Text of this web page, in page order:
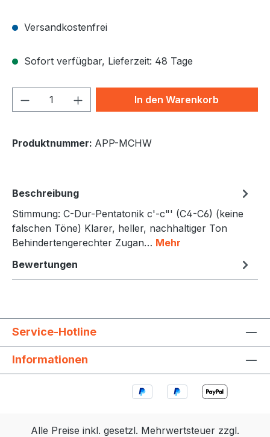
Versandkostenfrei
Sofort verfügbar, Lieferzeit: 48 Tage
Produkt Anzahl: Gib denIn den Warenkorb
Produktnummer: APP-MCHW
Beschreibung
Stimmung: C-Dur-Pentatonik c'-c"' (C4-C6) (keine
falschen Töne) Klarer, heller, nachhaltiger Ton
Behindertengerechter Zugan… Mehr
Bewertungen
Service-Hotline
Informationen
Alle Preise inkl. gesetzl. Mehrwertsteuer zzgl.